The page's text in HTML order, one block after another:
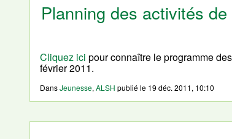
Planning des activités
Cliquez ici pour connaître le programme
février 2011.
DansJeunesse, ALSH publié le 19 déc. 2011, 10:10